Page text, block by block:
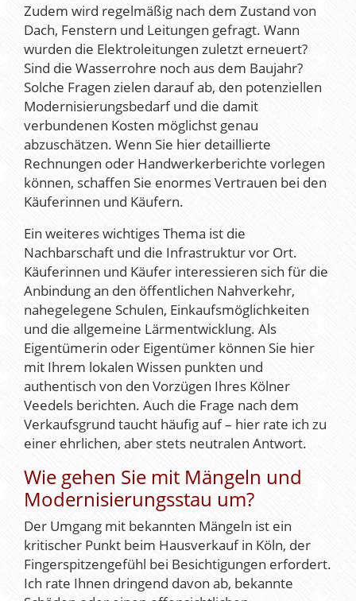
Zudem wird regelmäßig nach dem Zustand von
Dach, Fenstern und Leitungen gefragt. Wann
wurden die Elektroleitungen zuletzt erneuert?
Sind die Wasserrohre noch aus dem Baujahr?
Solche Fragen zielen darauf ab, den potenziellen
Modernisierungsbedarf und die damit
verbundenen Kosten möglichst genau
abzuschätzen. Wenn Sie hier detaillierte
Rechnungen oder Handwerkerberichte vorlegen
können, schaffen Sie enormes Vertrauen bei den
Käuferinnen und Käufern.
Ein weiteres wichtiges Thema ist die
Nachbarschaft und die Infrastruktur vor Ort.
Käuferinnen und Käufer interessieren sich für die
Anbindung an den öffentlichen Nahverkehr,
nahegelegene Schulen, Einkaufsmöglichkeiten
und die allgemeine Lärmentwicklung. Als
Eigentümerin oder Eigentümer können Sie hier
mit Ihrem lokalen Wissen punkten und
authentisch von den Vorzügen Ihres Kölner
Veedels berichten. Auch die Frage nach dem
Verkaufsgrund taucht häufig auf – hier rate ich zu
einer ehrlichen, aber stets neutralen Antwort.
Wie gehen Sie mit Mängeln und
Modernisierungsstau um?
Der Umgang mit bekannten Mängeln ist ein
kritischer Punkt beim Hausverkauf in Köln, der
Fingerspitzengefühl bei Besichtigungen erfordert.
Ich rate Ihnen dringend davon ab, bekannte